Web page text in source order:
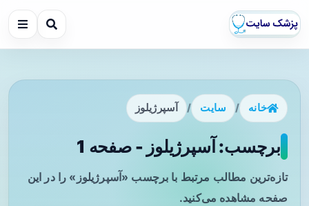
خانه / سایت / آسپرژیلوز
برچسب: آسپرژیلوز - صفحه 1
تازه‌ترین مطالب مرتبط با برچسب «آسپرژیلوز» را در این
صفحه مشاهده می‌کنید.